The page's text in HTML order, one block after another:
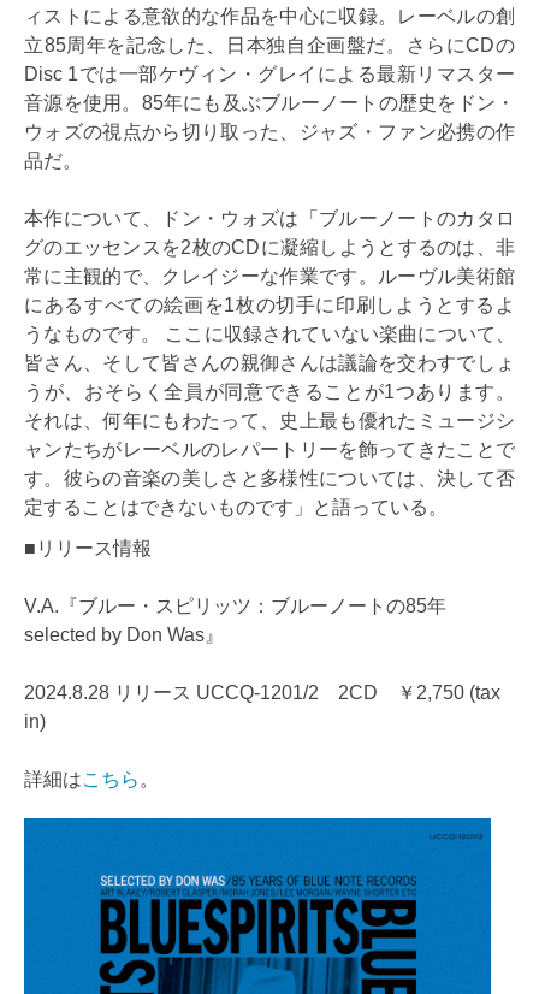
ィストによる意欲的な作品を中心に収録。レーベルの創
立85周年を記念した、日本独自企画盤だ。さらにCDの
Disc 1では一部ケヴィン・グレイによる最新リマスター
音源を使用。85年にも及ぶブルーノートの歴史をドン・
ウォズの視点から切り取った、ジャズ・ファン必携の作
品だ。
本作について、ドン・ウォズは「ブルーノートのカタロ
グのエッセンスを2枚のCDに凝縮しようとするのは、非
常に主観的で、クレイジーな作業です。ルーヴル美術館
にあるすべての絵画を1枚の切手に印刷しようとするよ
うなものです。 ここに収録されていない楽曲について、
皆さん、そして皆さんの親御さんは議論を交わすでしょ
うが、おそらく全員が同意できることが1つあります。
それは、何年にもわたって、史上最も優れたミュージシ
ャンたちがレーベルのレパートリーを飾ってきたことで
す。彼らの音楽の美しさと多様性については、決して否
定することはできないものです」と語っている。
■リリース情報
V.A.『ブルー・スピリッツ：ブルーノートの85年
selected by Don Was』
2024.8.28 リリース UCCQ-1201/2 2CD ￥2,750 (tax
in)
詳細はこちら 。